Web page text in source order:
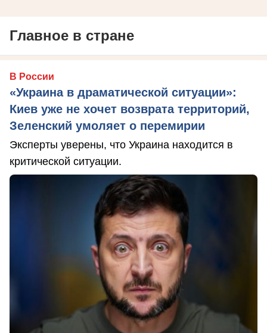
Главное в стране
В России
«Украина в драматической ситуации»:
Киев уже не хочет возврата территорий,
Зеленский умоляет о перемирии
Эксперты уверены, что Украина находится в
критической ситуации.